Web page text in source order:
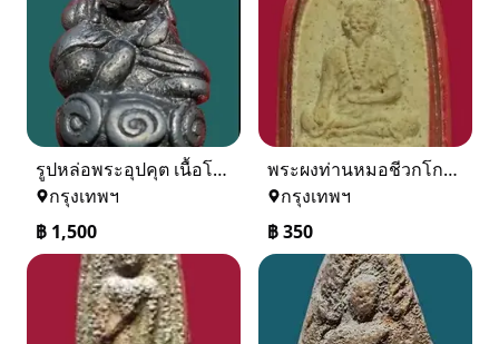
รูปหล่อพระอุปคุต เนื้อโลหะสัมฤทธิ์
กรุงเทพฯ
฿ 1,500
พระผงท่านหมอชีวกโกมารภัจจ์ หลวงพ่อบ๋าวเอิง วัดญวนสะพานขาว
กรุงเทพฯ
฿350